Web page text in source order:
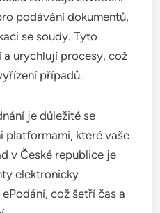
podávání dokumentů,
se soudy. Tyto
urychlují procesy, což
případů.
je důležité se
platformami, které vaše
v České republice je
elektronicky
což šetří čas a